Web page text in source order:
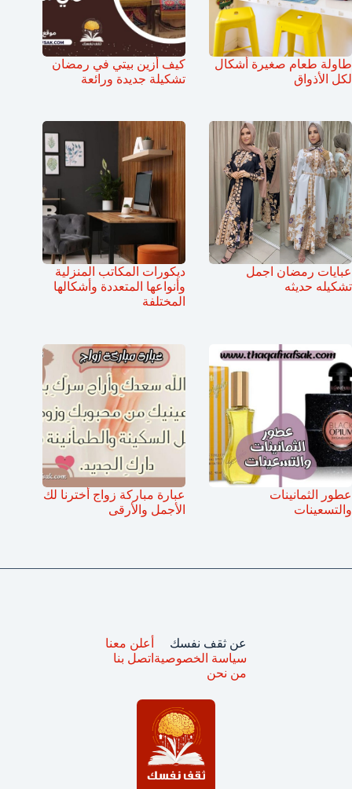
طاولة طعام صغيرة أشكال
لكل الأذواق
كيف أزين بيتي في رمضان
تشكيلة جديدة ورائعة
عبايات رمضان اجمل
تشكيله حديثه
ديكورات المكاتب المنزلية
وأنواعها المتعددة وأشكالها
المختلفة
عطور الثمانينات
والتسعينات
عبارة مباركة زواج أخترنا لك
الأجمل والأرقى
عن ثقف نفسك
سياسة الخصوصية
من نحن
أعلن معنا
اتصل بنا